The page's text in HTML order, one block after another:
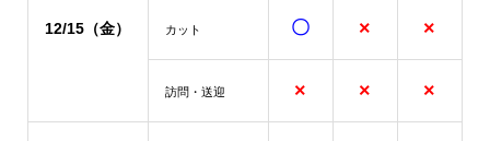
12/15（金） カット 〇 × ×
訪問・送迎 × × ×